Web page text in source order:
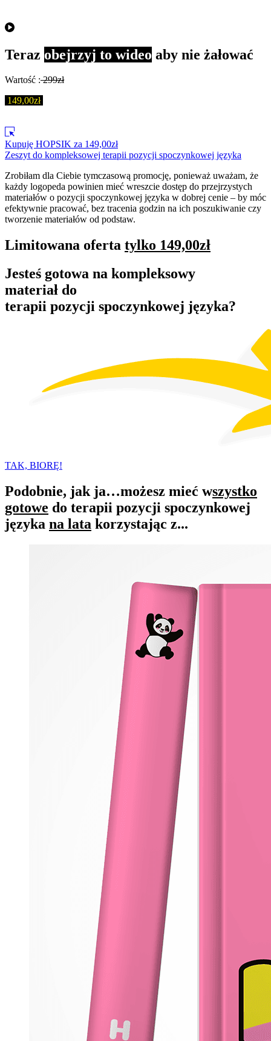
Teraz obejrzyj to wideo aby nie żałować
Wartość :299zł
149,00zł
Kupuję HOPSIK za 149,00zł
Zeszyt do kompleksowej terapii pozycji spoczynkowej języka
Zrobiłam dla Ciebie tymczasową promocję, ponieważ uważam, że
każdy logopeda powinien mieć wreszcie dostęp do przejrzystych
materiałów o pozycji spoczynkowej języka w dobrej cenie – by móc
efektywnie pracować, bez tracenia godzin na ich poszukiwanie czy
tworzenie materiałów od podstaw.
Limitowana oferta tylko 149,00zł
Jesteś gotowa na kompleksowy
materiał do
terapii pozycji spoczynkowej języka?
TAK, BIORĘ!
Podobnie, jak ja…możesz mieć wszystko
gotowe do terapii pozycji spoczynkowej
języka na lata korzystając z...